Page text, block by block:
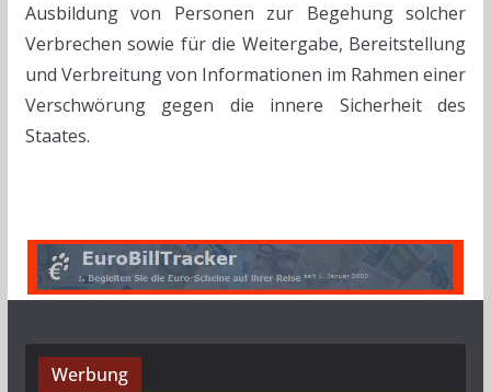
Ausbildung von Personen zur Begehung solcher
Verbrechen sowie für die Weitergabe, Bereitstellung
und Verbreitung von Informationen im Rahmen einer
Verschwörung gegen die innere Sicherheit des
Staates.
Werbung